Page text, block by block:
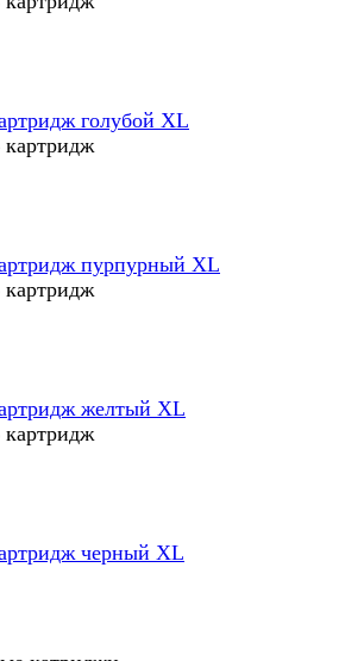
голубой XL
пурпурный XL
желтый XL
черный XL